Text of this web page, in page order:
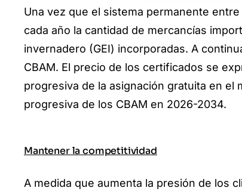
Una vez que el sistema permanente
cada año la cantidad de mercancías
invernadero (GEI) incorporadas. A
CBAM. El precio de los certificados se
progresiva de la asignación gratuita en el
progresiva de los CBAM en 2026-2034.
Mantener la competitividad
A medida que aumenta la presión de los